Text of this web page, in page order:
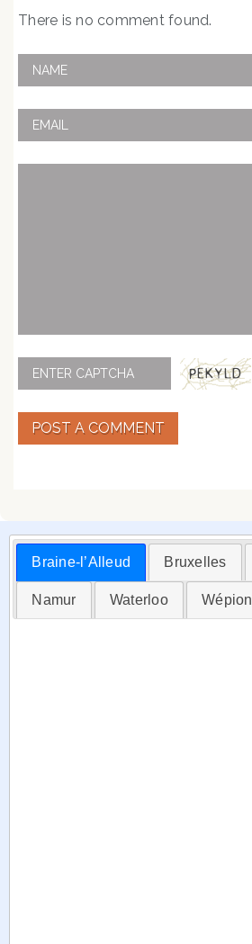
There is no comment found.
POST A COMMENT
Braine-l’Alleud Bruxelles
Namur Waterloo Wépion